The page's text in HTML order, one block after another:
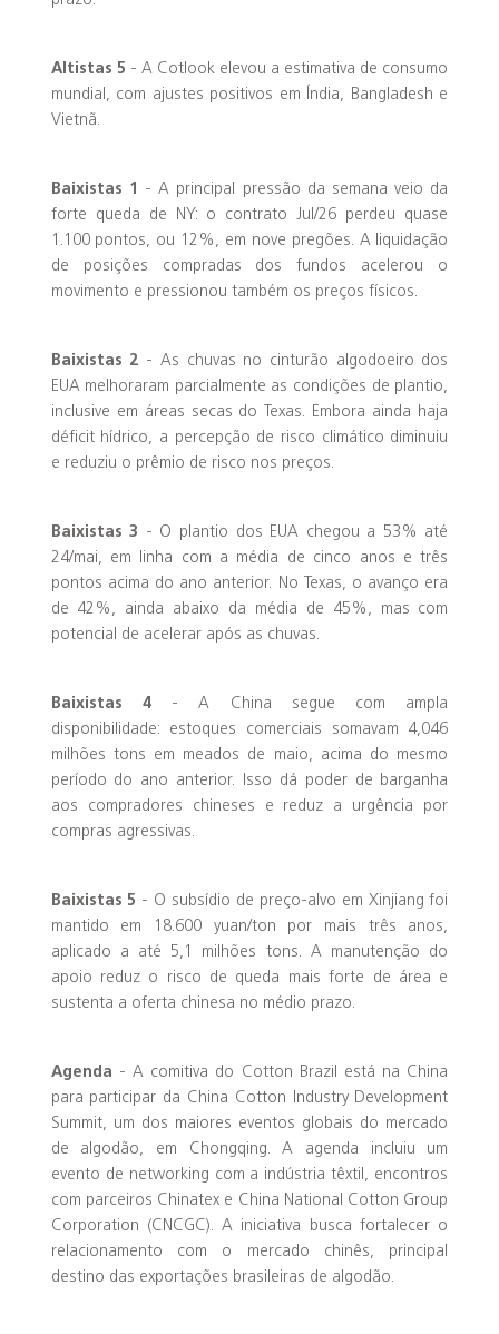
Altistas 5 - A Cotlook elevou a estimativa de consumo
mundial, com ajustes positivos em Índia, Bangladesh e
Vietnã.
Baixistas 1
- A principal pressão da semana veio da
forte queda de NY: o contrato Jul/26 perdeu quase
1.100 pontos, ou 12%, em nove pregões. A liquidação
de posições compradas dos fundos acelerou o
movimento e pressionou também os preços físicos.
Baixistas 2 - As chuvas no cinturão algodoeiro dos
EUA melhoraram parcialmente as condições de plantio,
inclusive em áreas secas do Texas. Embora ainda haja
déficit hídrico, a percepção de risco climático diminuiu
e reduziu o prêmio de risco nos preços.
Baixistas 3 - O plantio dos EUA chegou a 53% até
24/mai, em linha com a média de cinco anos e três
pontos acima do ano anterior. No Texas, o avanço era
de 42%, ainda abaixo da média de 45%, mas com
potencial de acelerar após as chuvas.
Baixistas 4- A China segue com ampla
disponibilidade: estoques comerciais somavam 4,046
milhões tons em meados de maio, acima do mesmo
período do ano anterior. Isso dá poder de barganha
aos compradores chineses e reduz a urgência por
compras agressivas.
Baixistas 5 - O subsídio de preço-alvo em Xinjiang foi
mantido em 18.600 yuan/ton por mais três anos,
aplicado a até 5,1 milhões tons. A manutenção do
apoio reduz o risco de queda mais forte de área e
sustenta a oferta chinesa no médio prazo.
Agenda - A comitiva do Cotton Brazil está na China
para participar da China Cotton Industry Development
Summit, um dos maiores eventos globais do mercado
de algodão, em Chongqing. A agenda incluiu um
evento de networking com a indústria têxtil, encontros
com parceiros Chinatex e China National Cotton Group
Corporation (CNCGC). A iniciativa busca fortalecer o
relacionamento com o mercado chinês, principal
destino das exportações brasileiras de algodão.